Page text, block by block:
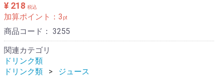
¥ 218 税込
加算ポイント： 3 pt
商品コード： 3255
関連カテゴリ
ドリンク類
ドリンク類
ジュース